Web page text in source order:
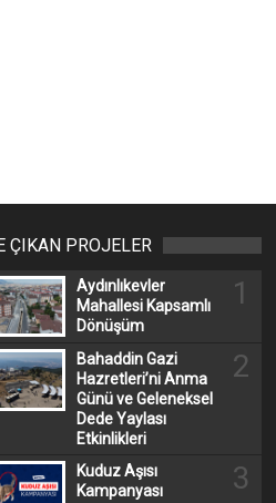
ÇIKAN PROJELER
Aydınlıkevler
Mahallesi Kapsamlı
Dönüşüm
1
Bahaddin Gazi
Hazretleri’ni Anma
Günü ve Geleneksel
Dede Yaylası
Etkinlikleri
2
Kuduz Aşısı
Kampanyası
3